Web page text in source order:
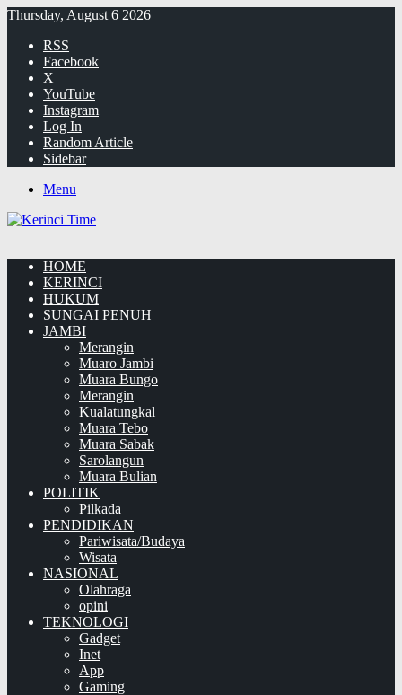
Thursday, August 6 2026
RSS
Facebook
X
YouTube
Instagram
Log In
Random Article
Sidebar
Menu
HOME
KERINCI
HUKUM
SUNGAI PENUH
JAMBI
Merangin
Muaro Jambi
Muara Bungo
Merangin
Kualatungkal
Muara Tebo
Muara Sabak
Sarolangun
Muara Bulian
POLITIK
Pilkada
PENDIDIKAN
Pariwisata/Budaya
Wisata
NASIONAL
Olahraga
opini
TEKNOLOGI
Gadget
Inet
App
Gaming